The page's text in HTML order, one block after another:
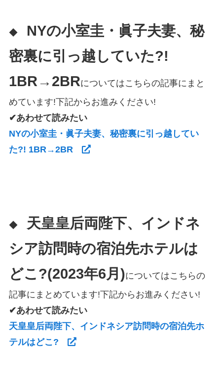
◆
NYの小室圭・眞子夫妻、秘
密裏に引っ越していた?!
1BR→2BRについてはこちらの記事にまと
めています!下記からお進みください!
✔あわせて読みたい
NYの小室圭・眞子夫妻、秘密裏に引っ越してい
た?! 1BR→2BR
◆
天皇皇后両陛下、インドネ
シア訪問時の宿泊先ホテルは
どこ?(2023年6月)についてはこちらの
記事にまとめています!下記からお進みください!
✔あわせて読みたい
天皇皇后両陛下、インドネシア訪問時の宿泊先ホ
テルはどこ?